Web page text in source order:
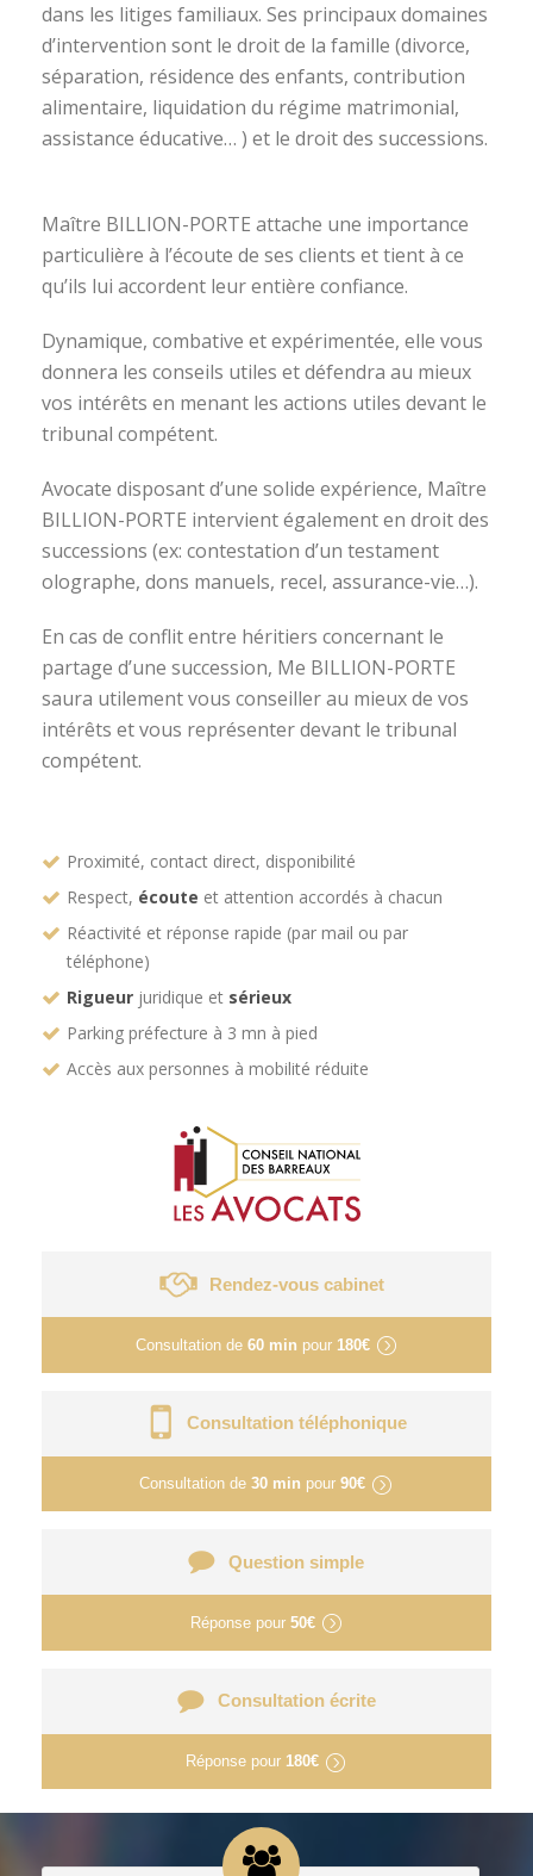
dans les litiges familiaux. Ses principaux domaines
d’intervention sont le droit de la famille (divorce,
séparation, résidence des enfants, contribution
alimentaire, liquidation du régime matrimonial,
assistance éducative… ) et le droit des successions.
Maître BILLION-PORTE attache une importance
particulière à l’écoute de ses clients et tient à ce
qu’ils lui accordent leur entière confiance.
Dynamique, combative et expérimentée, elle vous
donnera les conseils utiles et défendra au mieux
vos intérêts en menant les actions utiles devant le
tribunal compétent.
Avocate disposant d’une solide expérience, Maître
BILLION-PORTE intervient également en droit des
successions (ex: contestation d’un testament
olographe, dons manuels, recel, assurance-vie…).
En cas de conflit entre héritiers concernant le
partage d’une succession, Me BILLION-PORTE
saura utilement vous conseiller au mieux de vos
intérêts et vous représenter devant le tribunal
compétent.
Proximité, contact direct, disponibilité
Respect, écoute et attention accordés à chacun
Réactivité et réponse rapide (par mail ou par
téléphone)
Rigueur juridique et sérieux
Parking préfecture à 3 mn à pied
Accès aux personnes à mobilité réduite
Rendez-vous cabinet
Consultation de 60 min pour 180€
Consultation téléphonique
Consultation de 30 min pour 90€
Question simple
Réponse pour 50€
Consultation écrite
Réponse pour 180€